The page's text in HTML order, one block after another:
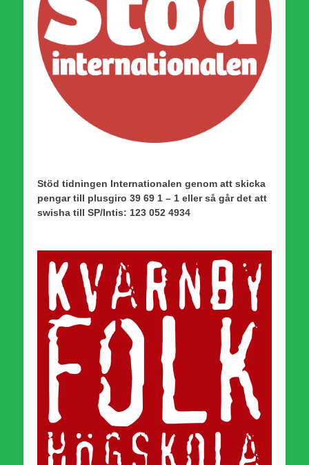
Stöd tidningen Internationalen genom att skicka
pengar till plusgiro 39 69 1 – 1 eller så går det att
swisha till SP/Intis: 123 052 4934